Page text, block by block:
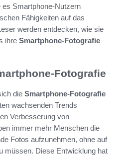
es Smartphone-Nutzern
Fähigkeiten auf das
werden entdecken, wie sie
ihre Smartphone-Fotografie
Fotografie
die Smartphone-Fotografie
wachsenden Trends
Verbesserung von
immer mehr Menschen die
Fotos aufzunehmen, ohne auf
müssen. Diese Entwicklung hat